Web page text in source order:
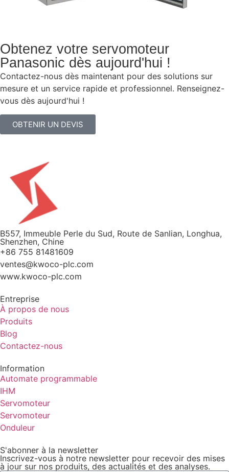
Obtenez votre servomoteur
Panasonic dès aujourd'hui !
Contactez-nous dès maintenant pour des solutions sur
mesure et un service rapide et professionnel. Renseignez-
vous dès aujourd'hui !
OBTENIR UN DEVIS
B557, Immeuble Perle du Sud, Route de Sanlian, Longhua,
Shenzhen, Chine
+86 755 81481609
ventes@kwoco-plc.com
www.kwoco-plc.com
Entreprise
À propos de nous
Produits
Blog
Contactez-nous
Information
Automate programmable
IHM
Servomoteur
Servomoteur
Onduleur
S'abonner à la newsletter
Inscrivez-vous à notre newsletter pour recevoir des mises
à jour sur nos produits, des actualités et des analyses.